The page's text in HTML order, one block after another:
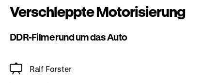
Verschleppte Motorisierung
DDR-Filme rund um das Auto
Ralf Forster